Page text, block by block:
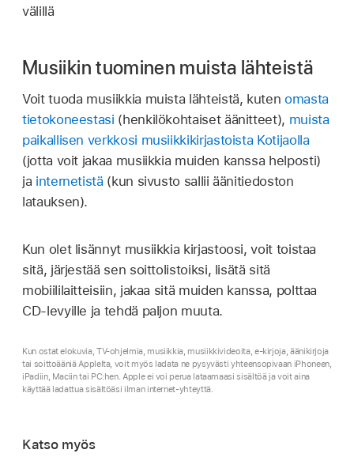
välillä
Musiikin tuominen muista lähteistä
Voit tuoda musiikkia muista lähteistä, kuten omasta
tietokoneestasi (henkilökohtaiset äänitteet), muista
paikallisen verkkosi musiikkikirjastoista Kotijaolla
(jotta voit jakaa musiikkia muiden kanssa helposti)
ja internetistä (kun sivusto sallii äänitiedoston
latauksen).
Kun olet lisännyt musiikkia kirjastoosi, voit toistaa
sitä, järjestää sen soittolistoiksi, lisätä sitä
mobiililaitteisiin, jakaa sitä muiden kanssa, polttaa
CD-levyille ja tehdä paljon muuta.
Kun ostat elokuvia, TV-ohjelmia, musiikkia, musiikkivideoita, e-kirjoja, äänikirjoja
tai soittoääniä Applelta, voit myös ladata ne pysyvästi yhteensopivaan iPhoneen,
iPadiin, Maciin tai PC:hen. Apple ei voi perua lataamaasi sisältöä ja voit aina
käyttää ladattua sisältöäsi ilman internet-yhteyttä.
Katso myös